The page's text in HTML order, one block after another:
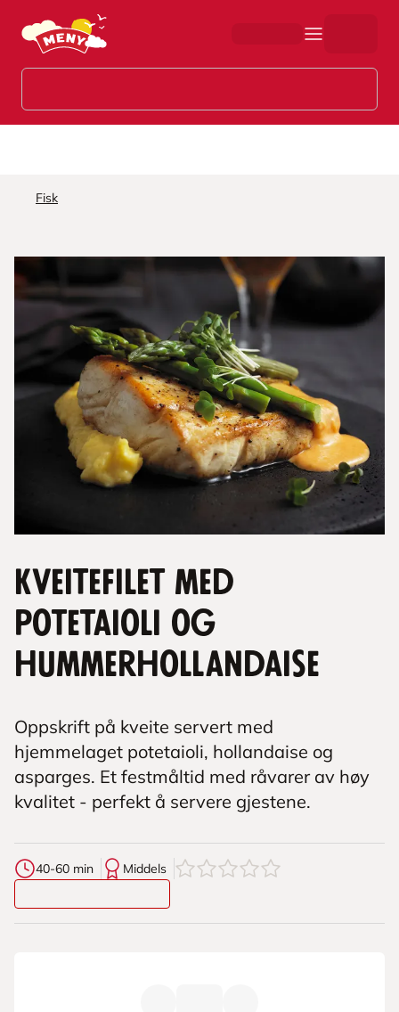
Hopp til hovedinnhold
Fisk
Kveitefilet med
potetaioli og
hummerhollandaise
Oppskrift på kveite servert med
hjemmelaget potetaioli, hollandaise og
asparges. Et festmåltid med råvarer av høy
kvalitet - perfekt å servere gjestene.
40-60 min Middels 0av5stjerner